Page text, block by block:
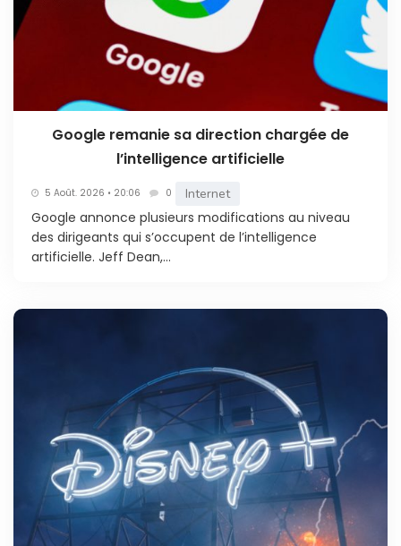
Google remanie sa direction chargée de
l’intelligence artificielle
5 Août. 2026 • 20:06 0 Internet
Google annonce plusieurs modifications au niveau
des dirigeants qui s’occupent de l’intelligence
artificielle. Jeff Dean,...